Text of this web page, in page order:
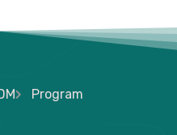
Program